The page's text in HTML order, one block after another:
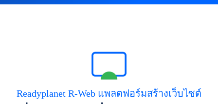
Readyplanet R-Web แพลตฟอร์มสร้างเว็บไซต์